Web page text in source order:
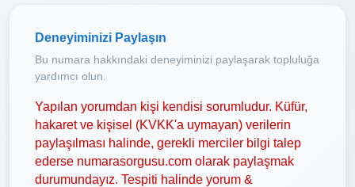
Deneyiminizi Paylaşın
Bu numara hakkındaki deneyiminizi paylaşarak topluluğa
yardımcı olun.
Yapılan yorumdan kişi kendisi sorumludur. Küfür,
hakaret ve kişisel (KVKK'a uymayan) verilerin
paylaşılması halinde, gerekli merciler bilgi talep
ederse numarasorgusu.com olarak paylaşmak
durumundayız. Tespiti halinde yorum &